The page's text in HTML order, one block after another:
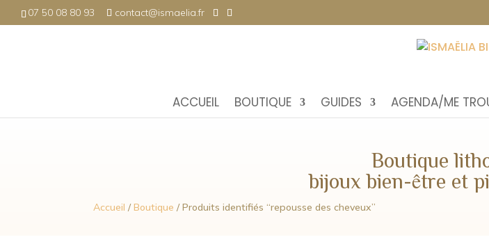
07 50 08 80 93 contact@ismaelia.fr
ACCUEIL BOUTIQUE GUIDES AGENDA/ME
Boutique
bijoux bien-être et
Accueil /Boutique / Produits identifiés “repousse des cheveux”